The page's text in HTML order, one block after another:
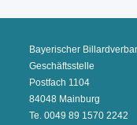
Bayerischer
Geschäftsstelle
Postfach 1104
84048 Mainburg
Te. 0049 89 1570 2242